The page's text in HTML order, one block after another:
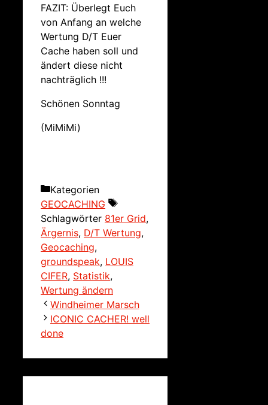
FAZIT: Überlegt Euch
von Anfang an welche
Wertung D/T Euer
Cache haben soll und
ändert diese nicht
nachträglich !!!
Schönen Sonntag
(MiMiMi)
Kategorien
GEOCACHING
Schlagwörter 81er Grid,
Ärgernis, D/T Wertung,
Geocaching,
groundspeak, LOUIS
CIFER, Statistik,
Wertung ändern
Windheimer Marsch
ICONIC CACHER! well
done